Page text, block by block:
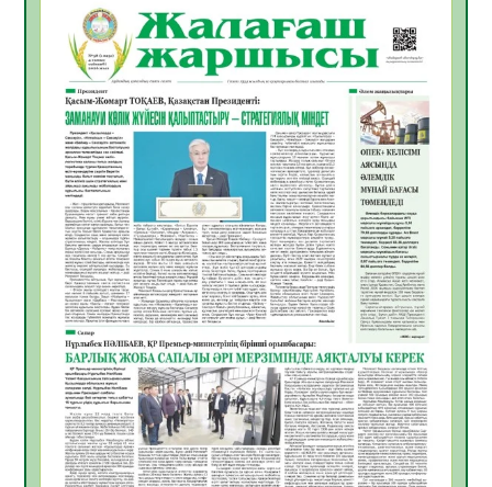
06.08.2026
Инфекциялық ауруларға қарсы иммундау
жұмыстарының тиімділігі
06.08.2026
36
Көкжөтел ауруы туралы
06.08.2026
33
АПВ вакцинасы туралы мәлімет
06.08.2026
33
Open Air: Қызылорда облысы полиция
департаменті 20 мыңнан астам
көрерменнің қауіпсіздігін қамтамасыз етті
06.08.2026
45
ҚЫЗЫЛОРДАДА «САНАЛЫ ҰРПАҚ –
ЖАРҚЫН БОЛАШАҚ» АТТЫ КЕҢЕЙТІЛГЕН
МӘЖІЛІС ӨТТІ
05.08.2026
45